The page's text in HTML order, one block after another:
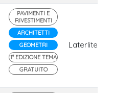
PAVIMENTI E
RIVESTIMENTI
ARCHITETTI
GEOMETRI
1° EDIZIONE TEMA
GRATUITO
Laterlite